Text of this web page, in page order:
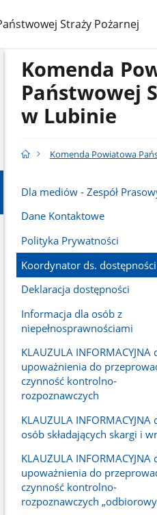
Straży Pożarnej
Komenda
Państwowej
w Lubinie
Komenda Powiatowa
Dla mediów - Zespół
Dane Kontaktowe
Polityka Prywatności
Koordynator ds. dostępności
Deklaracja dostępności
Informacja dla osób z
niepełnosprawnościami
KLAUZULA INFORMACYJNA
upoważnienia do
czynność kontrolno-
rozpoznawczych
KLAUZULA INFORMACYJNA
osób składających skargi i
KLAUZULA INFORMACYJNA
upoważnienia do
czynność kontrolno-
rozpoznawczych